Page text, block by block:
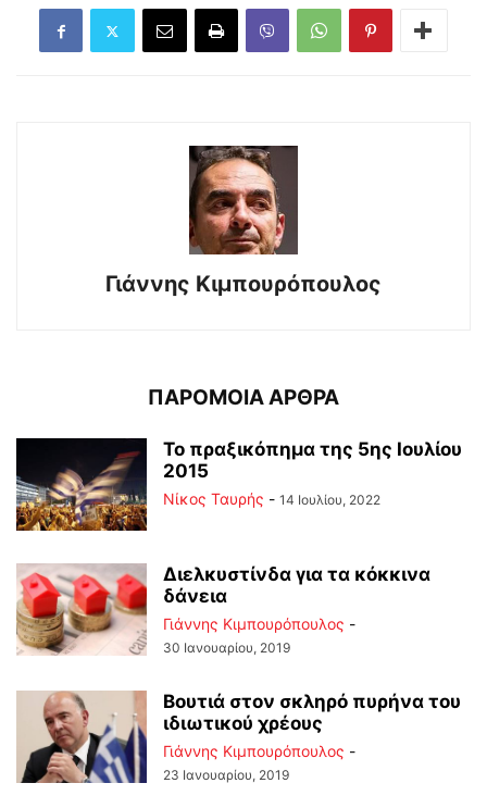
Γιάννης Κιμπουρόπουλος
ΠΑΡΟΜΟΙΑ ΑΡΘΡΑ
Το πραξικόπημα της 5ης Ιουλίου
2015
Νίκος Ταυρής - 14 Ιουλίου, 2022
Διελκυστίνδα για τα κόκκινα
δάνεια
Γιάννης Κιμπουρόπουλος -
30 Ιανουαρίου, 2019
Βουτιά στον σκληρό πυρήνα του
ιδιωτικού χρέους
Γιάννης Κιμπουρόπουλος -
23 Ιανουαρίου, 2019